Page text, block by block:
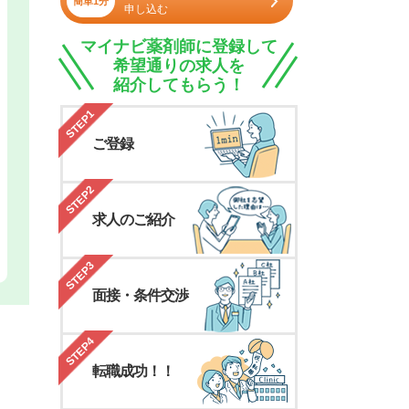
申し込む
マイナビ薬剤師に登録して
希望通りの求人を
紹介してもらう！
STEP1
ご登録
STEP2
求人のご紹介
STEP3
面接・条件交渉
STEP4
転職成功！！